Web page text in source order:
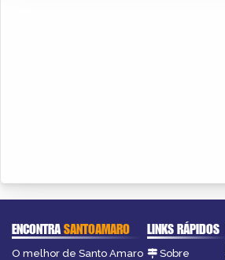
ENCONTRASANTOAMARO
O melhor de Santo Amaro
LINKS RÁPIDOS
Sobre